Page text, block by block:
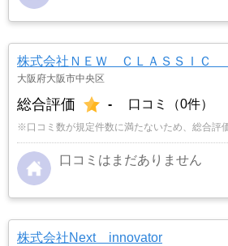
株式会社ＮＥＷ ＣＬＡＳＳＩＣ
大阪府大阪市中央区
総合評価 - 口コミ（0件）
※口コミ数が規定件数に満たないため、総合評
口コミはまだありません
株式会社Next innovator